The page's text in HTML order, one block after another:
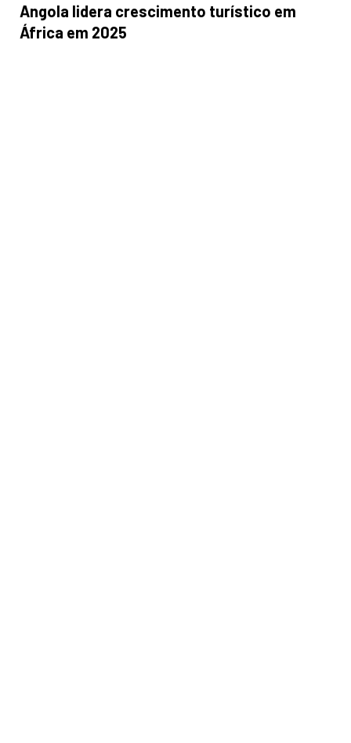
Angola lidera crescimento turístico em
África em 2025